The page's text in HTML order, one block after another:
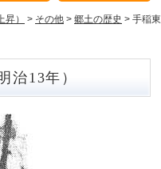
） > その他 > 郷土の歴史 > 手稲東
治13年）